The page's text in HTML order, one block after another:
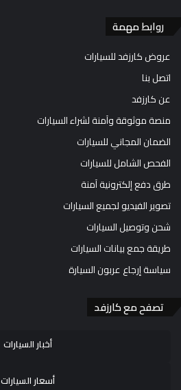
روابط مهمة
عروض كارزفد للسيارات
اتصل بنا
عن كارزفد
منصة موثوقة وآمنة لشراء السيارات
الضمان المجاني للسيارات
الفحص الشامل للسيارات
طرق دفع إلكترونية آمنة
تصوير الفيديو لجميع السيارات
شحن وتوصيل السيارات
طريقة جمع بيانات السيارات
سياسة إرجاع عربون السيارة
تصفح مع كارزفد
أخبار السيارات
أسعار السيارات